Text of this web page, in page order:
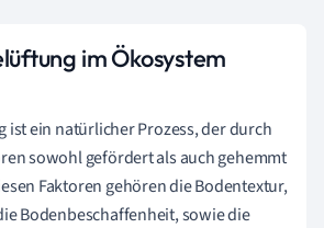
im Ökosystem
ist ein natürlicher Prozess, der durch
sowohl gefördert als auch gehemmt
Faktoren gehören die Bodentextur,
Bodenbeschaffenheit, sowie die